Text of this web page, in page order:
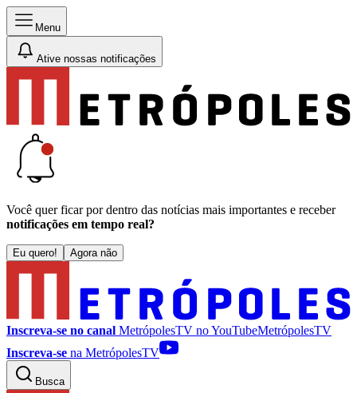
Menu
Ative nossas notificações
Você quer ficar por dentro das notícias mais importantes e receber
notificações em tempo real?
Eu quero! Agora não
Inscreva-se no canal MetrópolesTV noYouTubeMetrópolesTV
Inscreva-se na MetrópolesTV
Busca